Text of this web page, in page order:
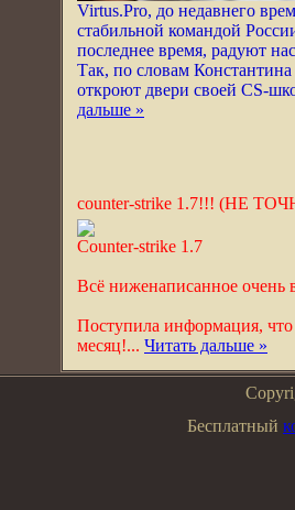
Virtus.Pro, до недавнего
стабильной командой
последнее время, радуют
Так, по словам
откроют двери своей CS-
дальше »
counter-strike 1.7!!! (НЕ
Counter-strike 1.7
Всё ниженаписанное очень
Поступила информация,
месяц!... Читать дальше »
Бесплатный